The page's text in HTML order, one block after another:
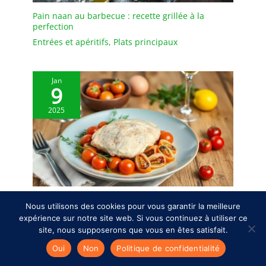
épurée et raffinée lors
des apéritifs
Pain naan au barbecue : recette grillée à la
perfection
Entrées et apéritifs, Plats principaux
Jan
9
2025
culinaire italien
Plats principaux
Nous utilisons des cookies pour vous garantir la meilleure
expérience sur notre site web. Si vous continuez à utiliser ce
site, nous supposerons que vous en êtes satisfait.
Oui
Non Politique de confidentialité